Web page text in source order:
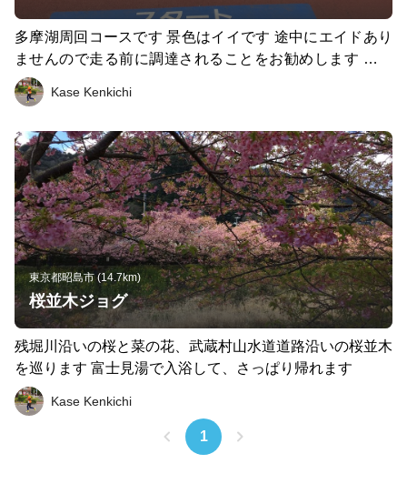
多摩湖周回コースです 景色はイイです 途中にエイドあり
ませんので走る前に調達されることをお勧めします 自転
車も走っていますので道幅いっぱいに広がったりしないよ
うにしましょう
Kase Kenkichi
東京都昭島市 (14.7km)
桜並木ジョグ
残堀川沿いの桜と菜の花、武蔵村山水道道路沿いの桜並木
を巡ります 富士見湯で入浴して、さっぱり帰れます
Kase Kenkichi
1